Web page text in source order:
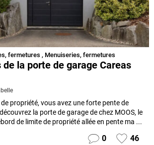
fermetures , Menuiseries, fermetures
la porte de garage Careas
propriété, vous avez une forte pente de
la porte de garage de chez MOOS, le
de limite de propriété allée en pente ma ...
0 46